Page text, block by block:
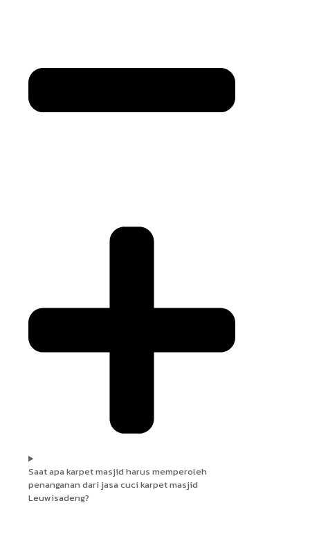
Saat apa karpet masjid harus memperoleh
penanganan dari jasa cuci karpet masjid
Leuwisadeng?